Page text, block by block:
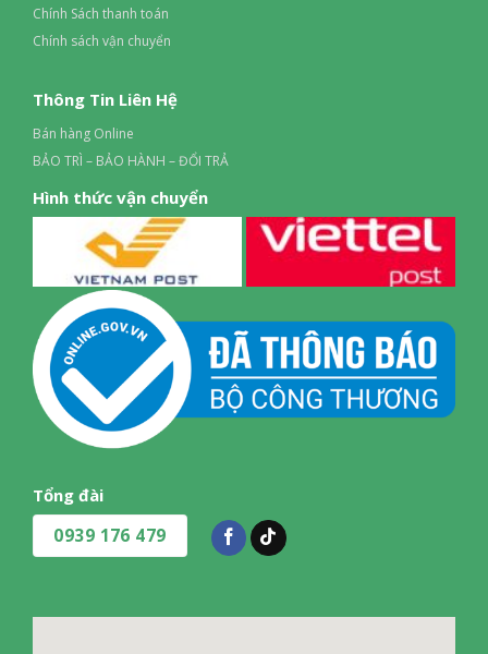
gió với tốc độ đều đặn không luân phiên theo nhịp điệu lúc
mạnh, lúc yếu.
Bảng điều khiển
Chính Sách thanh toán
Chính sách vận chuyển
Thông Tin Liên Hệ
Bán hàng Online
BẢO TRÌ – BẢO HÀNH – ĐỔI TRẢ
Hình thức vận chuyển
Tổng đài
0939 176 479